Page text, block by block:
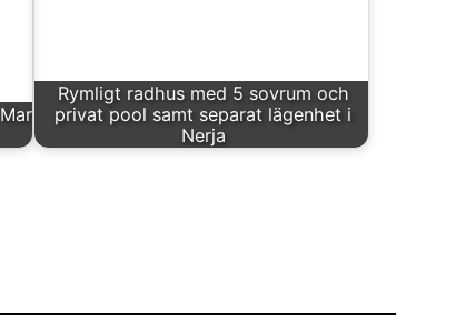
Rymligt radhus med 5 sovrum och
privat pool samt separat lägenhet i
Nerja